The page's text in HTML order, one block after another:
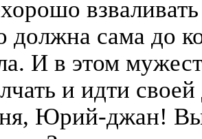
должна сама до
И в этом
и идти
Юрий-джан! Вы